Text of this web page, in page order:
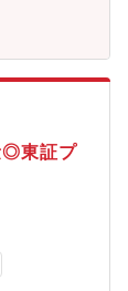
プリ開発経
例で、それ
アサインと
◎東証プ